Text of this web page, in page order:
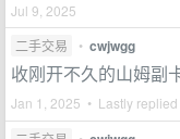
Jul 9, 2025
二手交易
• cwjwgg
收刚开不久的山姆副
Jan 1, 2025 • Lastly